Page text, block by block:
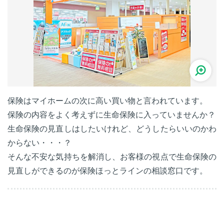
保険はマイホームの次に高い買い物と言われています。
保険の内容をよく考えずに生命保険に入っていませんか？
生命保険の見直しはしたいけれど、どうしたらいいのかわ
からない・・・？
そんな不安な気持ちを解消し、お客様の視点で生命保険の
見直しができるのが保険ほっとラインの相談窓口です。